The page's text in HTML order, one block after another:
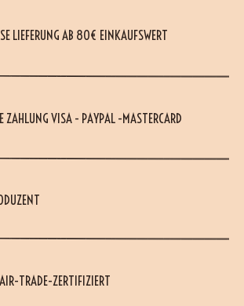
LIEFERUNG AB 80€ EINKAUFSWERT
ZAHLUNG VISA - PAYPAL -MASTERCARD
TRADE-ZERTIFIZIERT